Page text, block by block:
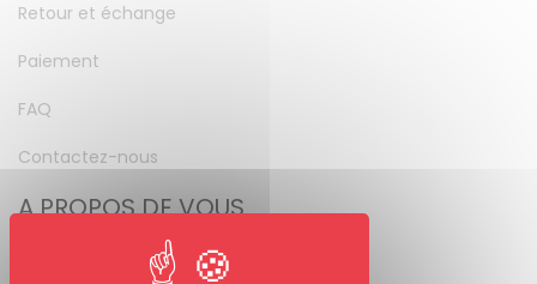
Retour et échange
Paiement
FAQ
Contactez-nous
A PROPOS DE VOUS